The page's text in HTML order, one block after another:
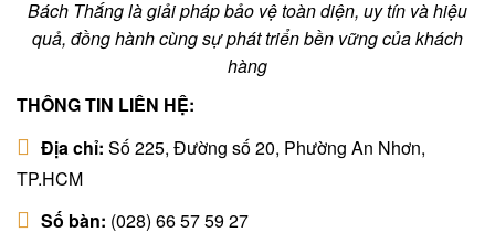
Bách Thắng là giải pháp bảo vệ toàn diện, uy tín và hiệu
quả, đồng hành cùng sự phát triển bền vững của khách
hàng
THÔNG TIN LIÊN HỆ:
Địa chỉ: Số 225, Đường số 20, Phường An Nhơn,
TP.HCM
Số bàn: (028) 66 57 59 27